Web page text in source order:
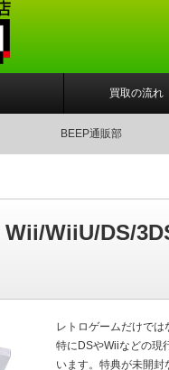
買取の流れ
BEEP通販部
Wii/WiiU/DS/
レトロゲームだけでは
特にDSやWiiなどの現
います。特典が未開